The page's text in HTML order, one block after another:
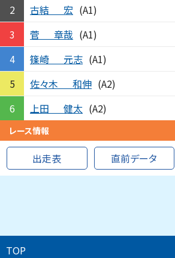
2
古結 宏 (A1)
3
菅 章哉 (A1)
4
篠崎 元志 (A1)
5
佐々木 和伸 (A2)
6
上田 健太 (A2)
レース情報
出走表 直前データ
TOP